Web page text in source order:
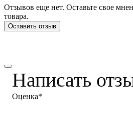
Отзывов еще нет. Оставьте свое
товара.
Оставить отзыв
Написать
Оценка*